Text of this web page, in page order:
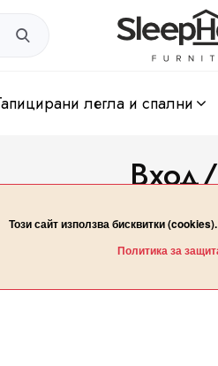
тапицирани легла и спални
Вход/
Начало
Този сайт използва бисквитки
Политика за